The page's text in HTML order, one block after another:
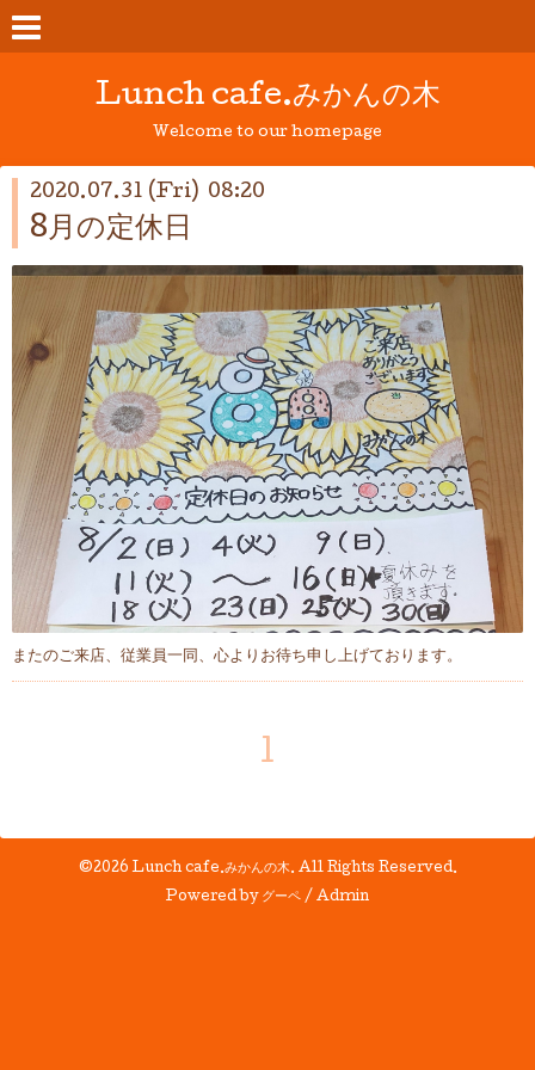
Lunch cafe.みかんの木
Welcome to our homepage
2020.07.31 (Fri) 08:20
8月の定休日
またのご来店、従業員一同、心よりお待ち申し上げております。
1
©2026Lunch cafe.みかんの木. All Rights Reserved.
Powered by グーペ / Admin